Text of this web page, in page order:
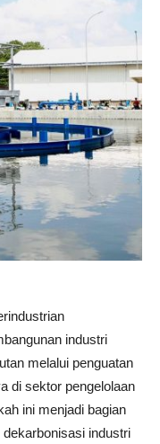
industri
melalui penguatan
di sektor pengelolaan
ini menjadi bagian
industri